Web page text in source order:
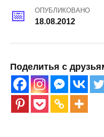
ОПУБЛИКОВАНО
18.08.2012
Поделитья с